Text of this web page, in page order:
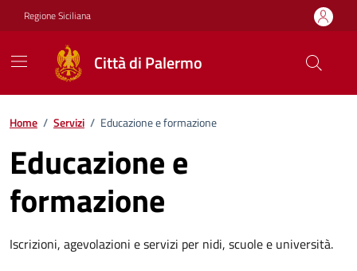
Vai ai contenuti
Vai al footer
Regione Siciliana
Città di Palermo
Home / Servizi / Educazione e formazione
Educazione e
formazione
Iscrizioni, agevolazioni e servizi per nidi, scuole e università.